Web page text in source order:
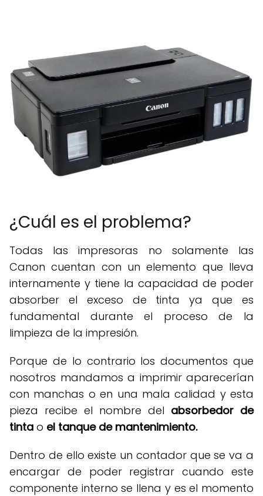
¿Cuál es el problema?
Todas las impresoras no solamente las
Canon cuentan con un elemento que lleva
internamente y tiene la capacidad de poder
absorber el exceso de tinta ya que es
fundamental durante el proceso de la
limpieza de la impresión.
Porque de lo contrario los documentos que
nosotros mandamos a imprimir aparecerían
con manchas o en una mala calidad y esta
pieza recibe el nombre del absorbedor de
tinta o el tanque de mantenimiento.
Dentro de ello existe un contador que se va a
encargar de poder registrar cuando este
componente interno se llena y es el momento